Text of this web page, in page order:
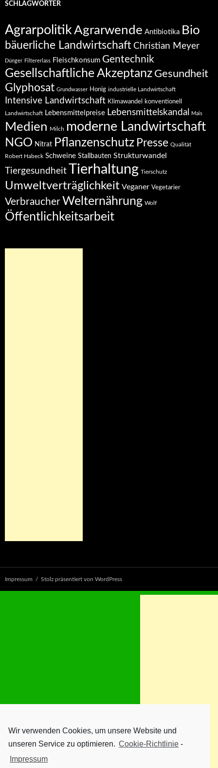
Wir verwenden Cookies, um unsere Website und
unseren Service zu optimieren. Cookie-Richtlinie -
Impressum
SCHLAGWÖRTER
AgrarpolitikAgrarwende Antibiotika Bio
bäuerliche Landwirtschaft Christian Meyer
Dünger Filtererlass Fleischkonsum Gentechnik
Gesellschaftliche Akzeptanz Gesundheit
Glyphosat Grundwasser Honig industrielle Landwirtschaft
Intensive Landwirtschaft Klimawandel konventionell
Landwirtschaft Lebensmittelpreise Lebensmittelskandal Mais
Medien Milch moderne Landwirtschaft
NGO Nitrat Pflanzenschutz Presse Qualität
Robert Habeck Schweine Stallbauten Strukturwandel
Tiergesundheit Tierhaltung Tierschutz
Umweltverträglichkeit Veganer Vegetarier
VerbraucherWelternährung Wolf
Öffentlichkeitsarbeit
Impressum Stolz präsentiert von WordPress